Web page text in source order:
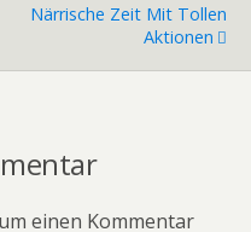
Närrische Zeit Mit Tollen
Aktionen
einen Kommentar